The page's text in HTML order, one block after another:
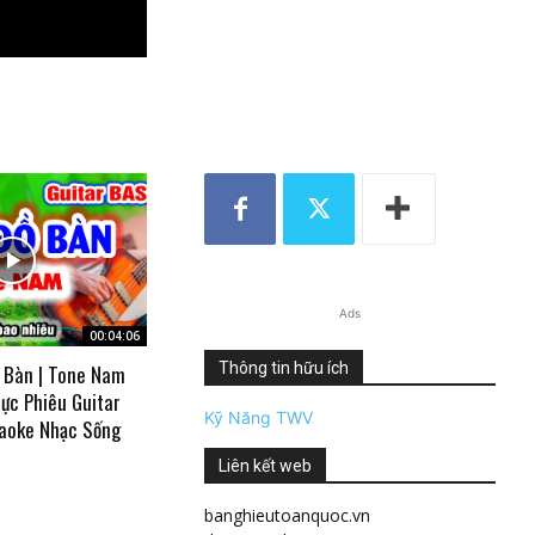
00:04:06
| Tone Nam
Phiêu Guitar
Nhạc Sống
Ads
Thông tin hữu ích
Kỹ Năng TWV
Liên kết web
banghieutoanquoc.vn